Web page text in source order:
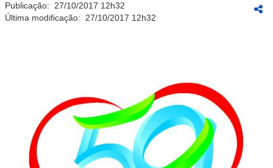
Publicação: 27/10/2017 12h32
Última modificação: 27/10/2017 12h32